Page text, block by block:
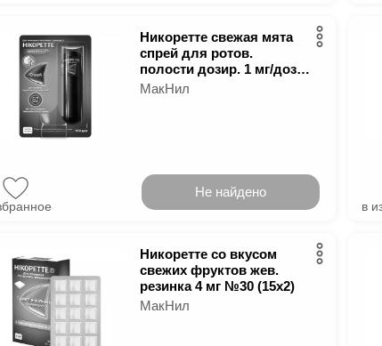
Никоретте свежая мята
спрей для ротов.
полости дозир. 1 мг/доза
фл. 15 мл (150 доз)
МакНил
Не найдено
в
Никоретте со вкусом
свежих фруктов жев.
резинка 4 мг №30 (15х2)
МакНил